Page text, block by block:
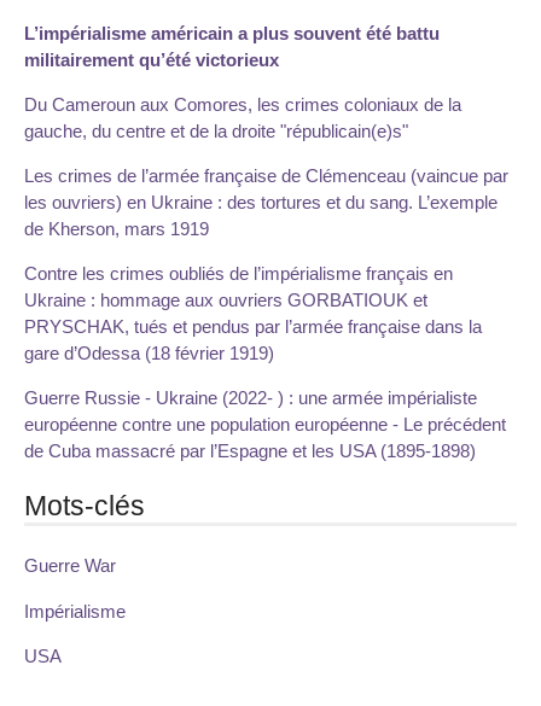
L’impérialisme américain a plus souvent été battu
militairement qu’été victorieux
Du Cameroun aux Comores, les crimes coloniaux de la
gauche, du centre et de la droite "républicain(e)s"
Les crimes de l’armée française de Clémenceau (vaincue par
les ouvriers) en Ukraine : des tortures et du sang. L’exemple
de Kherson, mars 1919
Contre les crimes oubliés de l’impérialisme français en
Ukraine : hommage aux ouvriers GORBATIOUK et
PRYSCHAK, tués et pendus par l’armée française dans la
gare d’Odessa (18 février 1919)
Guerre Russie - Ukraine (2022- ) : une armée impérialiste
européenne contre une population européenne - Le précédent
de Cuba massacré par l’Espagne et les USA (1895-1898)
Mots-clés
Guerre War
Impérialisme
USA